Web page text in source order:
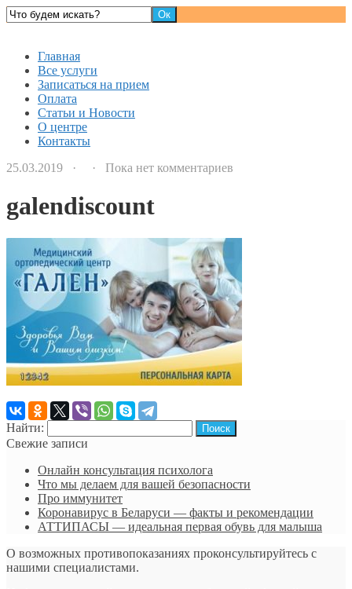
Главная
Все услуги
Записаться на прием
Оплата
Статьи и Новости
О центре
Контакты
25.03.2019 · · Пока нет комментариев
galendiscount
Найти:
Свежие записи
Онлайн консультация психолога
Что мы делаем для вашей безопасности
Про иммунитет
Коронавирус в Беларуси — факты и рекомендации
АТТИПАСЫ — идеальная первая обувь для малыша
О возможных противопоказаниях проконсультируйтесь с
нашими специалистами.